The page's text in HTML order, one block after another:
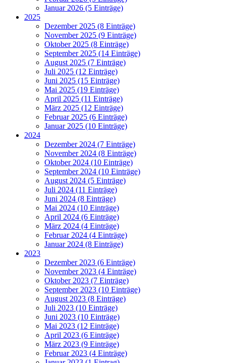
Januar 2026 (5 Einträge)
2025
Dezember 2025 (8 Einträge)
November 2025 (9 Einträge)
Oktober 2025 (8 Einträge)
September 2025 (14 Einträge)
August 2025 (7 Einträge)
Juli 2025 (12 Einträge)
Juni 2025 (15 Einträge)
Mai 2025 (19 Einträge)
April 2025 (11 Einträge)
März 2025 (12 Einträge)
Februar 2025 (6 Einträge)
Januar 2025 (10 Einträge)
2024
Dezember 2024 (7 Einträge)
November 2024 (8 Einträge)
Oktober 2024 (10 Einträge)
September 2024 (10 Einträge)
August 2024 (5 Einträge)
Juli 2024 (11 Einträge)
Juni 2024 (8 Einträge)
Mai 2024 (10 Einträge)
April 2024 (6 Einträge)
März 2024 (4 Einträge)
Februar 2024 (4 Einträge)
Januar 2024 (8 Einträge)
2023
Dezember 2023 (6 Einträge)
November 2023 (4 Einträge)
Oktober 2023 (7 Einträge)
September 2023 (10 Einträge)
August 2023 (8 Einträge)
Juli 2023 (10 Einträge)
Juni 2023 (10 Einträge)
Mai 2023 (12 Einträge)
April 2023 (6 Einträge)
März 2023 (9 Einträge)
Februar 2023 (4 Einträge)